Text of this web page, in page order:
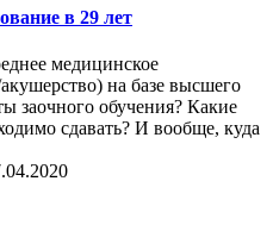
в 29 лет
медицинское
на базе высшего
заочного обучения? Какие
сдавать? И вообще, куда